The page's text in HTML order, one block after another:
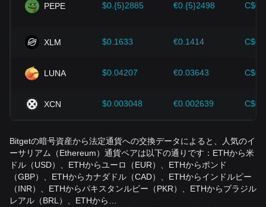
決済処理手数料、ネットワーク手数料などがあります。正確
1 ETHはGBPでいくらですか？
1 ETHのGBP換算価値は常に変動しており、リアルタイムの
市場価格なしでは正確に提示できません。取引や換算を決定
をご確認ください。
場合によっては課税されます。英国では、状況や控除可能な
費用によっては、ETHの売却または交換により課税対象とな
るキャピタルゲインが発生する可能性があります。取引の詳
細な記録を保管し、個別のアドバイスについては英国の有資
格税務アドバイザーに相談してください。
PEPE $0.{5}2885 €0.{5}2498
XLM $0.1633 €0.1414
LUNA $0.04207 €0.03643
XCN $0.003048 €0.002639
Bitgetの暗号資産から法定通貨への交換データによると、人気のイ
ーサリアム（Ethereum）通貨ペアは以下の通りです：ETHから米
ドル（USD）、ETHからユーロ（EUR）、ETHからポンド
（GBP）、ETHからカナダドル（CAD）、ETHからインドルピー
（INR）、ETHからパキスタンルピー（PKR）、ETHからブラジル
レアル（BRL）、ETHから…